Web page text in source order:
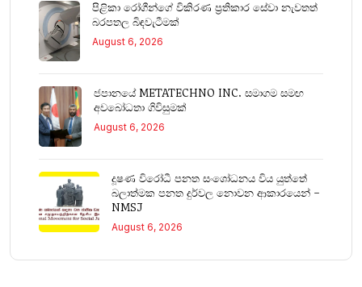
පිළිකා රෝගීන්ගේ විකිරණ ප්‍රතිකාර සේවා නැවතත්
බරපතල බිඳවැටීමක්
August 6, 2026
ජපානයේ METATECHNO INC. සමාගම සමඟ
අවබෝධතා ගිවිසුමක්
August 6, 2026
දූෂණ විරෝධී පනත සංශෝධනය විය යුත්තේ
බලාත්මක පනත දුර්වල නොවන ආකාරයෙන් –
NMSJ
August 6, 2026